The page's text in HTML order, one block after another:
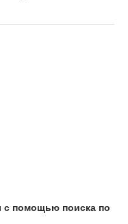
с помощью поиска по